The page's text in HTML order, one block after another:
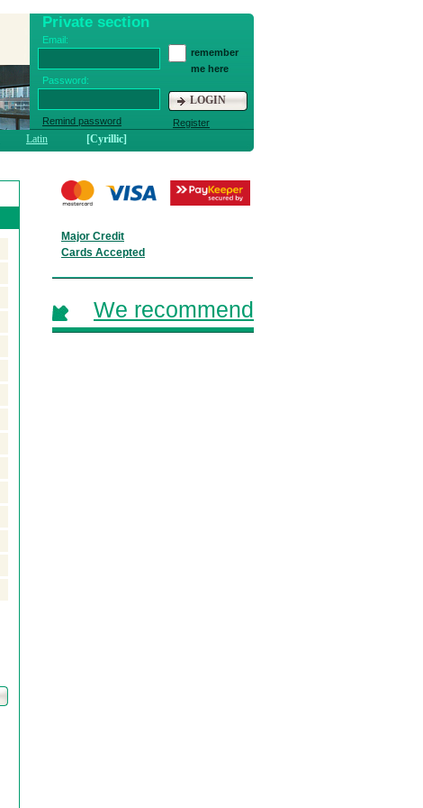
Private section
Email:
Password:
Remind password
remember
me here
LOGIN
Register
Latin [Cyrillic]
Major Credit
Cards Accepted
We recommend